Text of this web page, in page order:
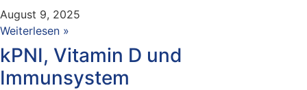
August 9, 2025
Weiterlesen »
kPNI, Vitamin D und
Immunsystem